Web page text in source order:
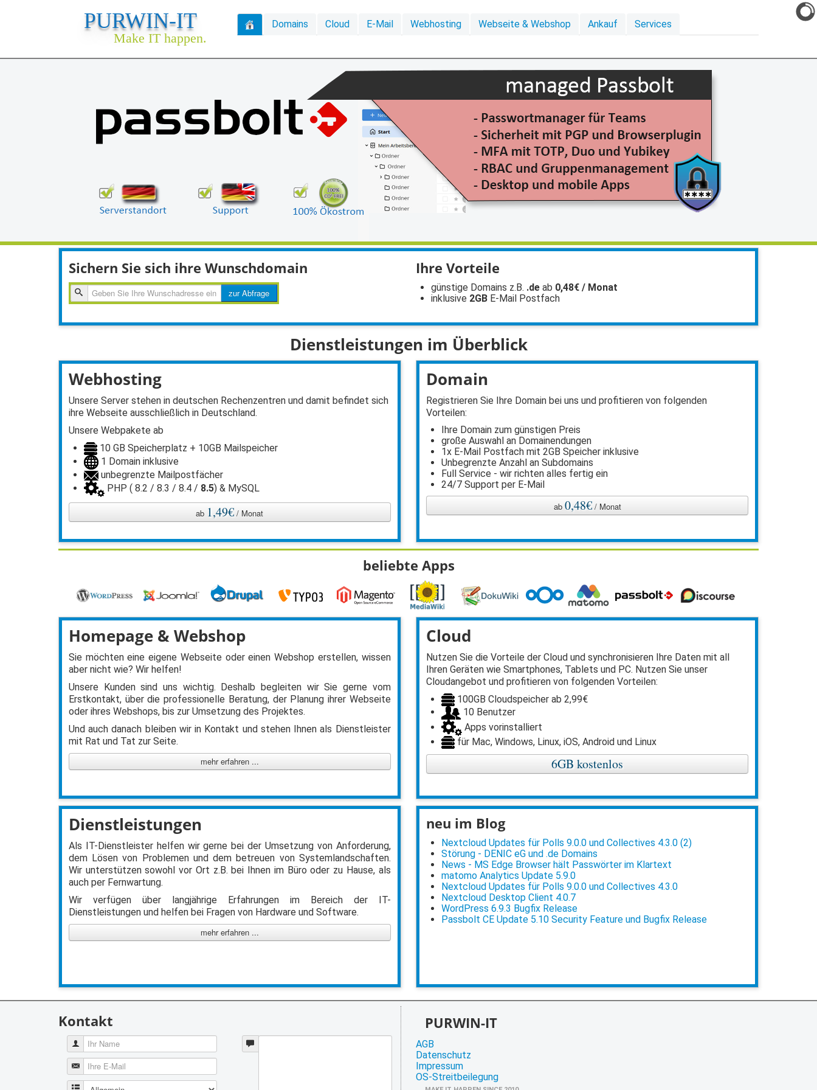
PURWIN-IT
Make IT happen.
Domains Cloud E-Mail Webhosting Webseite & Webshop Ankauf Services
Sichern Sie sich ihre Wunschdomain
zur
Abfragen
zur Abfrage
Ihre Vorteile
günstige Domains z.B. .deab 0,48€ / Monat
inklusive 2GBE-Mail Postfach
Dienstleistungen im Überblick
Webhosting
Unsere Server stehen in deutschen Rechenzentren und damit befindet sich
ihre Webseite ausschließlich in Deutschland.
Unsere Webpakete ab
10 GB Speicherplatz + 10GB Mailspeicher
1 Domain inklusive
unbegrenzte Mailpostfächer
PHP ( 8.2 / 8.3 / 8.4 / 8.5) & MySQL
ab 1,49€ / Monat
Domain
Registrieren Sie Ihre Domain bei uns und profitieren von folgenden
Vorteilen:
Ihre Domain zum günstigen Preis
große Auswahl an Domainendungen
1x E-Mail Postfach mit 2GB Speicher inklusive
Unbegrenzte Anzahl an Subdomains
Full Service - wir richten alles fertig ein
24/7 Support per E-Mail
ab 0,48€/ Monat
beliebte Apps
Homepage & Webshop
Sie möchten eine eigene Webseite oder einen Webshop erstellen, wissen
aber nicht wie? Wir helfen!
Unsere Kunden sind uns wichtig. Deshalb begleiten wir Sie gerne vom
Erstkontakt, über die professionelle Beratung, der Planung ihrer Webseite
oder ihres Webshops, bis zur Umsetzung des Projektes.
Und auch danach bleiben wir in Kontakt und stehen Ihnen als Dienstleister
mit Rat und Tat zur Seite.
mehr erfahren ...
Cloud
Nutzen Sie die Vorteile der Cloud und synchronisieren Ihre Daten mit all
Ihren Geräten wie Smartphones, Tablets und PC. Nutzen Sie unser
Cloudangebot und profitieren von folgenden Vorteilen:
100GB Cloudspeicher ab 2,99€
10 Benutzer
Apps vorinstalliert
für Mac, Windows, Linux, iOS, Android und Linux
6GB kostenlos
Dienstleistungen
Als IT-Dienstleister helfen wir gerne bei der Umsetzung von Anforderung,
dem Lösen von Problemen und dem betreuen von Systemlandschaften.
Wir unterstützen sowohl vor Ort z.B. bei Ihnen im Büro oder zu Hause, als
auch per Fernwartung.
Wir verfügen über langjährige Erfahrungen im Bereich der IT-
Dienstleistungen und helfen bei Fragen von Hardware und Software.
mehr erfahren ...
neu im Blog
Nextcloud Updates für Polls 9.0.0 und Collectives 4.3.0 (2)
Störung - DENIC eG und .de Domains
News - MS Edge Browser hält Passwörter im Klartext
matomo Analytics Update 5.9.0
Nextcloud Updates für Polls 9.0.0 und Collectives 4.3.0
Nextcloud Desktop Client 4.0.7
WordPress 6.9.3 Bugfix Release
Passbolt CE Update 5.10 Security Feature und Bugfix Release
Kontakt PURWIN-IT
AGB
Datenschutz
Impressum
OS-Streitbeilegung